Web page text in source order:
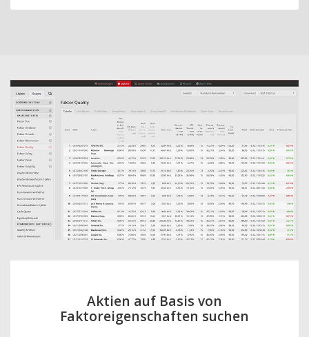
Aktien auf Basis von
Faktoreigenschaften suchen